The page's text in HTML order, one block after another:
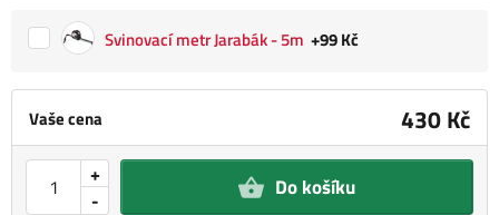
Vaše cena 430 Kč
-
+ Do košíku
Svinovací metr Jarabák - 5m +99 Kč